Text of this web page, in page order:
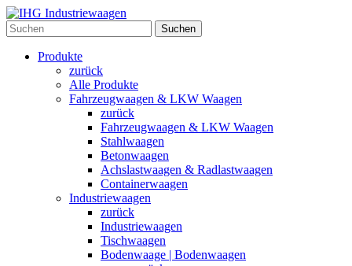
Suchen
Produkte
zurück
Alle Produkte
Fahrzeugwaagen & LKW Waagen
zurück
Fahrzeugwaagen & LKW Waagen
Stahlwaagen
Betonwaagen
Achslastwaagen & Radlastwaagen
Containerwaagen
Industriewaagen
zurück
Industriewaagen
Tischwaagen
Bodenwaage | Bodenwaagen